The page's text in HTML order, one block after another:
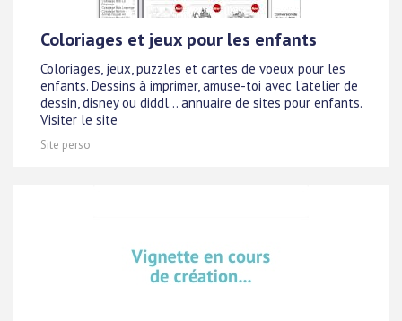
Coloriages et jeux pour les enfants
Coloriages, jeux, puzzles et cartes de voeux pour les
enfants. Dessins à imprimer, amuse-toi avec l'atelier de
dessin, disney ou diddl... annuaire de sites pour enfants.
Visiter le site
Site perso